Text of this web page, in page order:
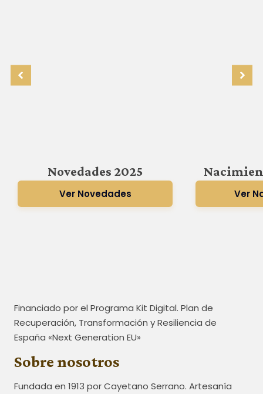
Novedades 2025
Ver Novedades Ver
Financiado por el Programa Kit Digital. Plan de
Recuperación, Transformación y Resiliencia de
España «Next Generation EU»
Sobre nosotros
Fundada en 1913 por Cayetano Serrano. Artesanía